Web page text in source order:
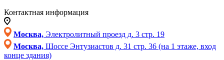
Контактная информация
Москва, Электролитный проезд д. 3 стр. 19
Москва, Шоссе Энтузиастов д. 31 стр. 36 (на 1 этаже, вход
конце здания)